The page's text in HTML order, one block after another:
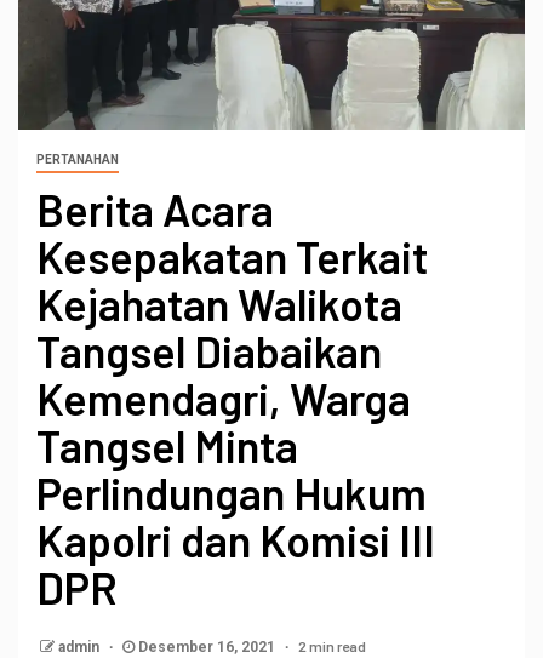
PERTANAHAN
Berita Acara
Kesepakatan Terkait
Kejahatan Walikota
Tangsel Diabaikan
Kemendagri, Warga
Tangsel Minta
Perlindungan Hukum
Kapolri dan Komisi III
DPR
admin Desember 16, 2021 2 min read